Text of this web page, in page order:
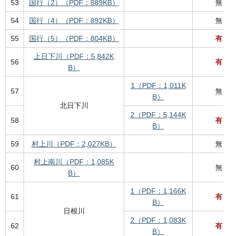
53 国行（2）（PDF：889KB） 無
54 国行（4）（PDF：892KB） 無
55 国行（5）（PDF：804KB） 有
56
上日下川（PDF：5,842K
B）
有
57
北日下川
1（PDF：1,011K
B）
無
58
2（PDF：5,144K
B）
有
59 村上川（PDF：2,027KB） 無
60
村上南川（PDF：1,085K
B）
無
61
日根川
1（PDF：1,166K
B）
有
62
2（PDF：1,083K
B）
有